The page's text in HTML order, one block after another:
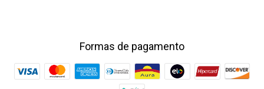
Formas de pagamento